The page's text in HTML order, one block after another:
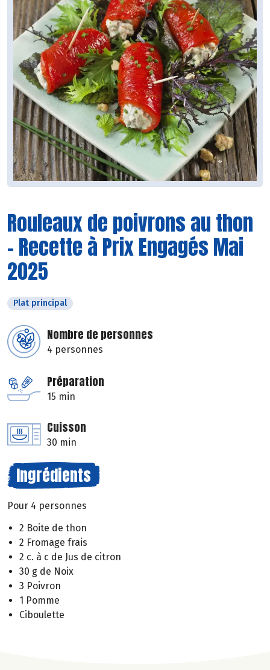
Rouleaux de poivrons au thon
- Recette à Prix Engagés Mai
2025
Plat principal
Nombre de personnes
4 personnes
Préparation
15 min
Cuisson
30 min
Ingrédients
Pour 4 personnes
2 Boite de thon
2 Fromage frais
2 c. à c de Jus de citron
30 g de Noix
3 Poivron
1 Pomme
Ciboulette